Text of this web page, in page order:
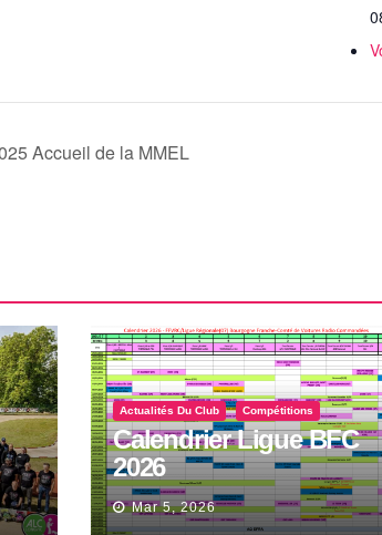
Accueil de la MMEL
Actualités Du Club Compétitions
Calendrier Ligue BFC
2026
Mar 5, 2026